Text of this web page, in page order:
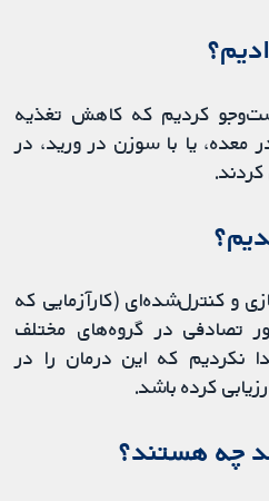
کردیم که کاهش تغذیه
معده، یا با سوزن در ورید، در
و کنترل‌شده‌ای (کارآزمایی که
تصادفی در گروه‌های مختلف
نکردیم که این درمان را در
چه هستند؟